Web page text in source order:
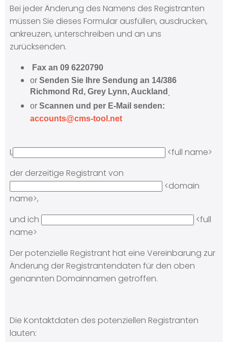
Bei jeder Änderung des Namens des Registranten
müssen Sie dieses Formular ausfüllen, ausdrucken,
ankreuzen, unterschreiben und an uns
zurücksenden.
Fax an 09 6220790
or Senden Sie Ihre Sendung an 14/386
Richmond Rd, Grey Lynn, Auckland.
or Scannen und per E-Mail senden:
accounts@cms-tool.net
I,
<full name>
der derzeitige Registrant von
<domain
name>,
und ich
<full
name>
Der potenzielle Registrant hat eine Vereinbarung zur
Änderung der Registrantendaten für den oben
genannten Domainnamen getroffen.
Die Kontaktdaten des potenziellen Registranten
lauten: